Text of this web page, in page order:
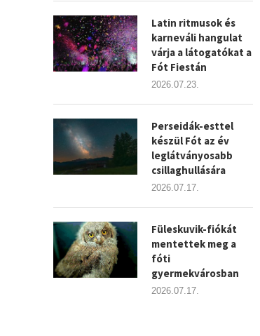
Latin ritmusok és
karneváli hangulat
várja a látogatókat a
Fót Fiestán
2026.07.23.
Perseidák-esttel
készül Fót az év
leglátványosabb
csillaghullására
2026.07.17.
Füleskuvik-fiókát
mentettek meg a
fóti
gyermekvárosban
2026.07.17.